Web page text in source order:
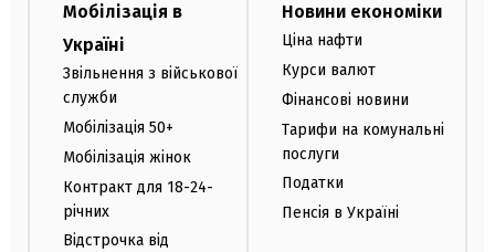
Мобілізація в
Україні
Звільнення з військової
служби
Мобілізація 50+
Мобілізація жінок
Контракт для 18-24-
річних
Відстрочка від
Новини економіки
Ціна нафти
Курси валют
Фінансові новини
Тарифи на комунальні
послуги
Податки
Пенсія в Україні